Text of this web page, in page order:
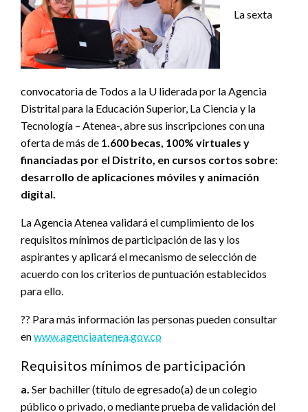
La sexta
convocatoria de Todos a la U liderada por la Agencia
Distrital para la Educación Superior, La Ciencia y la
Tecnología – Atenea-, abre sus inscripciones con una
oferta de más de 1.600 becas, 100% virtuales y
financiadas por el Distrito, en cursos cortos sobre:
desarrollo de aplicaciones móviles y animación
digital.
La Agencia Atenea validará el cumplimiento de los
requisitos mínimos de participación de las y los
aspirantes y aplicará el mecanismo de selección de
acuerdo con los criterios de puntuación establecidos
para ello.
?? Para más información las personas pueden consultar
enwww.agenciaatenea.gov.co
Requisitos mínimos de participación
a. Ser bachiller (título de egresado(a) de un colegio
público o privado, o mediante prueba de validación del